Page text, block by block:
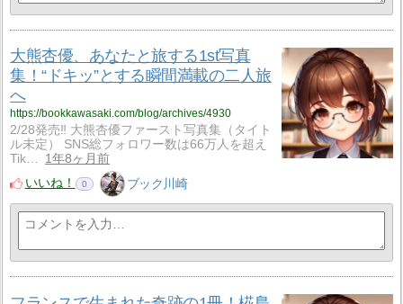
大熊杏優、あなたと旅する1st写真
集！“ドキッ”とする瞬間満載の二人旅
へ
https://bookkawasaki.com/blog/archives/4930
2/28発売‼ 大熊杏優ファースト写真集（タイト
ル未定） SNS総フォロワー数は66万人を超え
Tik…
1年8ヶ月前
いいね！
0 ブック川崎